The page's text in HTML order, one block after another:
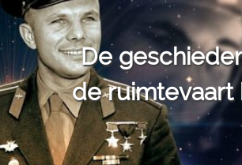
De
de ruimtevaart